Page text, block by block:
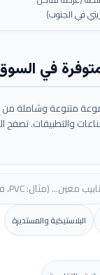
في الجنوب)
في
متنوعة وشاملة من
والتطبيقات. تصفح
البلاستيكية والمستديرة